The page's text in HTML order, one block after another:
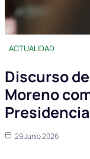
ACTUALIDAD
Discurso
Moreno
29 Junio 2026